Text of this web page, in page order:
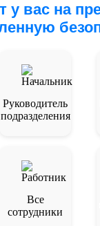
у вас на
Руководитель
подразделения
Все
сотрудники